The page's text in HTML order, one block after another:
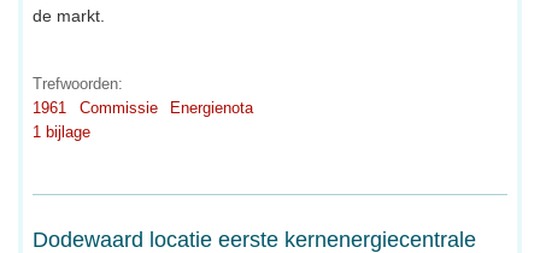
de markt.
Trefwoorden:
1961
Commissie
Energienota
1 bijlage
Dodewaard locatie eerste kernenergiecentrale